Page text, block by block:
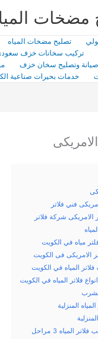
مضخات
تصليح مضخات المياه
تركيب سخانات خزف
صيانة وتصليح سخان خزف
خدمات بحيرات صناعية
فني فلاتر
الامريكى شركة فلاتر
مياه في الكويت
الامريكى فى الكويت
المياه في الكويت
فلاتر المياه في الكويت
المنزلية
المياه 3 مراحل